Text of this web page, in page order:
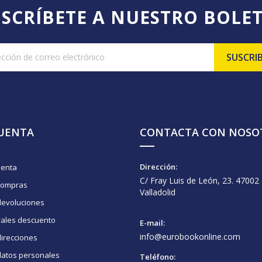
A NUESTRO
descuento
personales
CONTACTA CON
Dirección:
C/ Fray Luis de León, 23. 47002
Valladolid
E-mail:
info@eurobookonline.com
Teléfono: